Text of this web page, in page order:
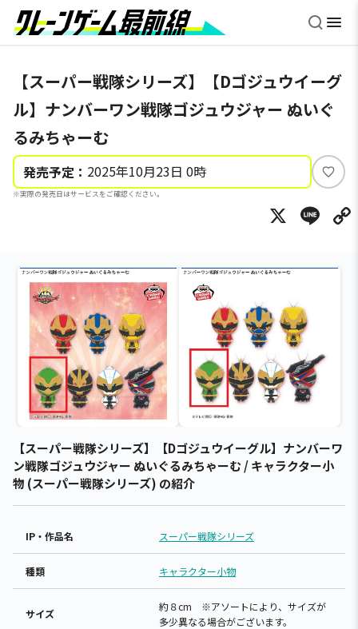
【スーパー戦隊シリーズ】【Dゴジュウイーグ
ル】ナンバーワン戦隊ゴジュウジャー ぬいぐ
るみちゃーむ
発売予定： 2025年10月23日 0時
※実際の発売日はサービスをご確認ください。
い
ね
X
【スーパー戦隊シリーズ】【Dゴジュウイーグル】ナンバーワ
ン戦隊ゴジュウジャー ぬいぐるみちゃーむ / キャラクター小
物 (スーパー戦隊シリーズ) の紹介
IP・作品名 スーパー戦隊シリーズ
種類 キャラクター小物
サイズ
約８cm ※アソートにより、サイズが
多少異なる場合がございます。